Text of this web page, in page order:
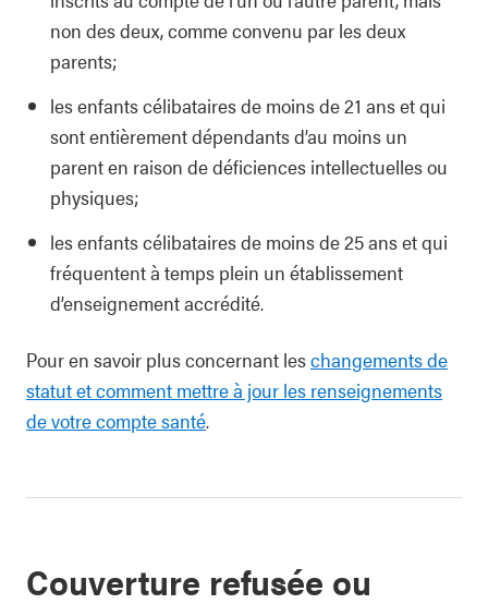
non des deux, comme convenu par les deux
parents;
les enfants célibataires de moins de 21 ans et qui
sont entièrement dépendants d’au moins un
parent en raison de déficiences intellectuelles ou
physiques;
les enfants célibataires de moins de 25 ans et qui
fréquentent à temps plein un établissement
d’enseignement accrédité.
Pour en savoir plus concernant leschangements de
statut et comment mettre à jour les renseignements
de votre compte santé.
Couverture refusée ou